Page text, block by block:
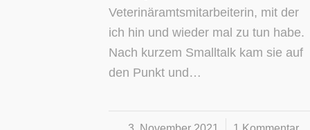
Veterinäramtsmitarbeiterin, mit der
ich hin und wieder mal zu tun habe.
Nach kurzem Smalltalk kam sie auf
den Punkt und…